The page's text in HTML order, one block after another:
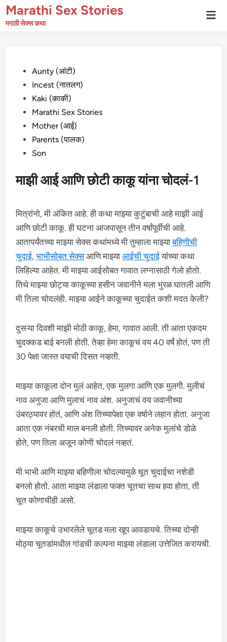
Skip
toMarathi Sex Stories
मराठी सेक्स कथा
PostedAunty (आंटी)
Incest (नातलग)
Kaki (काकी)
Marathi Sex Stories
Mother (आई)
Parents (पालक)
Son
माझी आई आणि छोटी काकू यांना चोदलं-1
मित्रांनो, मी अंकित आहे. ही कथा माझ्या कुटुंबाची आहे माझी आई
आणि छोटी काकू. ही घटना आजपासून तीन वर्षांपूर्वीची आहे.
आतापर्यंतच्या माझ्या सेक्स कथांमध्ये मी तुम्हाला माझ्याबहिणीची
चुदाई,भाभीसोबत सेक्सआणि माझ्याआईची चुदाईयांच्या कथा
लिहिल्या आहेत. मी माझ्या आईसोबत गावात लग्नासाठी गेलो होतो.
तिथे माझ्या छोट्या काकूच्या हसीन जवानीने मला भुरळ घातली आणि
मी तिला चोदलंही. माझ्या आईने काकूच्या चुदाईत कशी मदत केली?
दुसऱ्या दिवशी माझी मोठी काकू, हेमा, गावात आली. ती आता एकदम
चुदक्कड बाई बनली होती. तेव्हा हेमा काकूचं वय 40 वर्षं होतं, पण ती
30 पेक्षा जास्त वयाची दिसत नव्हती.
माझ्या काकूला दोन मुलं आहेत, एक मुलगा आणि एक मुलगी. मुलीचं
नाव अनुजा आणि मुलाचं नाव अंश. अनुजाचं वय जवानीच्या
उंबरठ्यावर होतं, आणि अंश तिच्यापेक्षा एक वर्षाने लहान होता. अनुजा
आता एक नंबरची माल बनली होती. तिच्यावर अनेक मुलांचे डोळे
होते, पण तिला अजून कोणी चोदलं नव्हतं.
मी भाभी आणि माझ्या बहिणीला चोदल्यामुळे चूत चुदाईचा नशेडी
बनलो होतो. आता माझ्या लंडाला फक्त चूतचा साथ हवा होता, ती
चूत कोणाचीही असो.
माझ्या काकूचे उभारलेले चूतड मला खूप आवडायचे. तिच्या दोन्ही
मोठ्या चूतडांमधील गांडची कल्पना माझ्या लंडाला उत्तेजित करायची.